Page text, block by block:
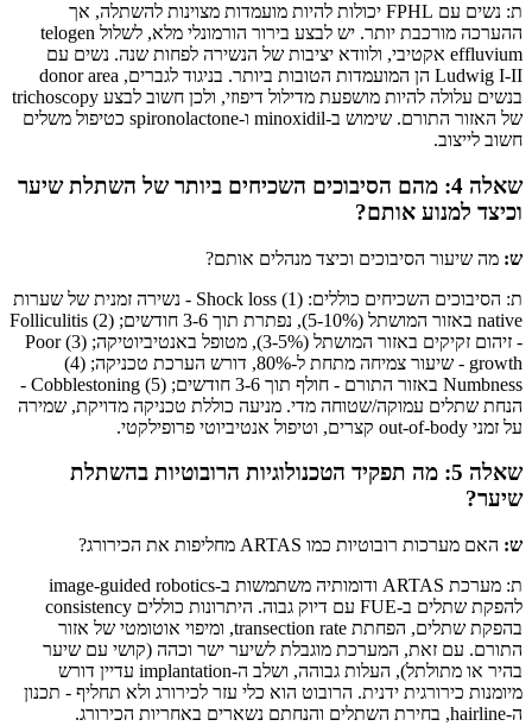
ת: נשים עם FPHL יכולות להיות מועמדות מצוינות להשתלה, אך
ההערכה מורכבת יותר. יש לבצע בירור הורמונלי מלא, לשלול telogen
effluvium אקטיבי, ולוודא יציבות של הנשירה לפחות שנה. נשים עם
Ludwig I-II הן המועמדות הטובות ביותר. בניגוד לגברים, donor area
בנשים עלולה להיות מושפעת מדילול דיפוזי, ולכן חשוב לבצע trichoscopy
של האזור התורם. שימוש ב-minoxidil ו-spironolactone כטיפול משלים
חשוב לייצוב.
שאלה 4: מהם הסיבוכים השכיחים ביותר של השתלת שיער
וכיצד למנוע אותם?
ש: מה שיעור הסיבוכים וכיצד מנהלים אותם?
ת: הסיבוכים השכיחים כוללים: (1) Shock loss - נשירה זמנית של שערות
native באזור המושתל (5-10%), נפתרת תוך 3-6 חודשים; (2) Folliculitis
- זיהום זקיקים באזור המושתל (3-5%), מטופל באנטיביוטיקה; (3) Poor
growth - שיעור צמיחה מתחת ל-80%, דורש הערכת טכניקה; (4)
Numbness באזור התורם - חולף תוך 3-6 חודשים; (5) Cobblestoning -
הנחת שתלים עמוקה/שטוחה מדי. מניעה כוללת טכניקה מדויקת, שמירה
על זמני out-of-body קצרים, וטיפול אנטיביוטי פרופילקטי.
שאלה 5: מה תפקיד הטכנולוגיות הרובוטיות בהשתלת
שיער?
ש: האם מערכות רובוטיות כמו ARTAS מחליפות את הכירורג?
ת: מערכת ARTAS ודומותיה משתמשות ב-image-guided robotics
להפקת שתלים ב-FUE עם דיוק גבוה. היתרונות כוללים consistency
בהפקת שתלים, הפחתת transection rate, ומיפוי אוטומטי של אזור
התורם. עם זאת, המערכת מוגבלת לשיער ישר וכהה (קושי עם שיער
בהיר או מתולתל), העלות גבוהה, ושלב ה-implantation עדיין דורש
מיומנות כירורגית ידנית. הרובוט הוא כלי עזר לכירורג ולא תחליף - תכנון
ה-hairline, בחירת השתלים והנחתם נשארים באחריות הכירורג.